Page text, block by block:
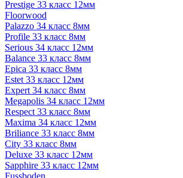
Prestige 33 класс 12мм
Floorwood
Palazzo 34 класс 8мм
Profile 33 класс 8мм
Serious 34 класс 12мм
Balance 33 класс 8мм
Epica 33 класс 8мм
Estet 33 класс 12мм
Expert 34 класс 8мм
Megapolis 34 класс 12мм
Respect 33 класс 8мм
Maxima 34 класс 12мм
Briliance 33 класс 8мм
City 33 класс 8мм
Deluxe 33 класс 12мм
Sapphire 33 класс 12мм
Fussboden